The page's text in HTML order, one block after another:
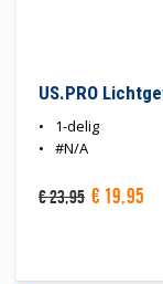
US.PRO
1-delig
#N/A
€23,95 € 19,95